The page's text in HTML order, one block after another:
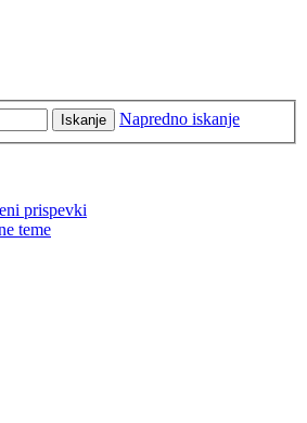
Iskanje Napredno iskanje
prispevki
teme